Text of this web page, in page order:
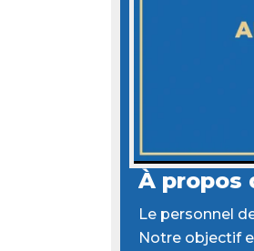
À propos
Le personnel
Notre objectif